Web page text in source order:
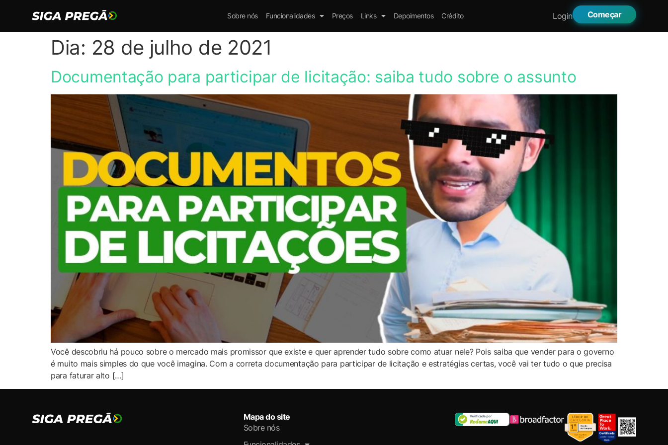
Sobre nós Funcionalidades Preços Links Depoimentos Crédito Login Começar
Dia: 28 de julho de 2021
Documentação para participar de licitação: saiba tudo sobre o assunto
Você descobriu há pouco sobre o mercado mais promissor que existe e quer aprender tudo sobre como atuar nele? Pois saiba que vender para o governo
é muito mais simples do que você imagina. Com a correta documentação para participar de licitação e estratégias certas, você vai ter tudo o que precisa
para faturar alto […]
Mapa do site
Sobre nós